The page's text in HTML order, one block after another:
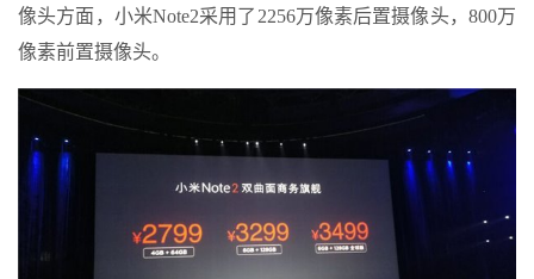
像头方面，小米Note2采用了2256万像素后置摄像头，800万
像素前置摄像头。